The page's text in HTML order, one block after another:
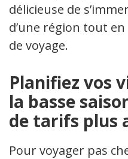
délicieuse de
d’une région tout
de voyage.
Planifiez vos
la basse
de tarifs plus
Pour voyager pas